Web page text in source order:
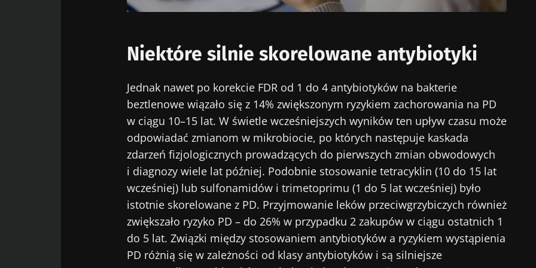
Niektóre silnie skorelowane antybiotyki
Jednak nawet po korekcie FDR od 1 do 4 antybiotyków na bakterie
beztlenowe wiązało się z 14% zwiększonym ryzykiem zachorowania na PD
w ciągu 10–15 lat. W świetle wcześniejszych wyników ten upływ czasu może
odpowiadać zmianom w mikrobiocie, po których następuje kaskada
zdarzeń fizjologicznych prowadzących do pierwszych zmian obwodowych
i diagnozy wiele lat później. Podobnie stosowanie tetracyklin (10 do 15 lat
wcześniej) lub sulfonamidów i trimetoprimu (1 do 5 lat wcześniej) było
istotnie skorelowane z PD. Przyjmowanie leków przeciwgrzybiczych również
zwiększało ryzyko PD – do 26% w przypadku 2 zakupów w ciągu ostatnich 1
do 5 lat. Związki między stosowaniem antybiotyków a ryzykiem wystąpienia
PD różnią się w zależności od klasy antybiotyków i są silniejsze
Pobyt na stronie internetowej Instytutu Microbiota BioCodex
Zapoznałem się i akceptujęogólne warunki korzystaniaipolityka
* Pole obowiązkowe
BMI 20-35
23/07/2026
Wpływ mikrobioty na
zdrowie
reprodukcyjne
Przeczytaj artykuł
16/07/2026
mikrobiota raka jelita
grubego niezależnym
wskaźnikiem
prognostycznym?
Przeczytaj artykuł
10/07/2026
mięśni